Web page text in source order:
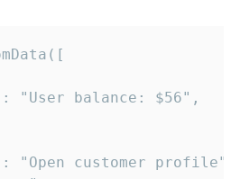
"User balance: $56",
"Open customer